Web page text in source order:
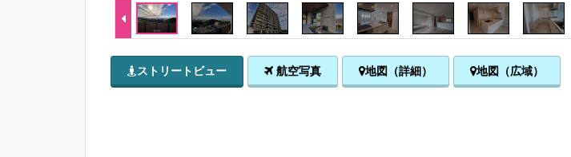
ストリートビュー 航空写真 地図（詳細） 地図（広域）